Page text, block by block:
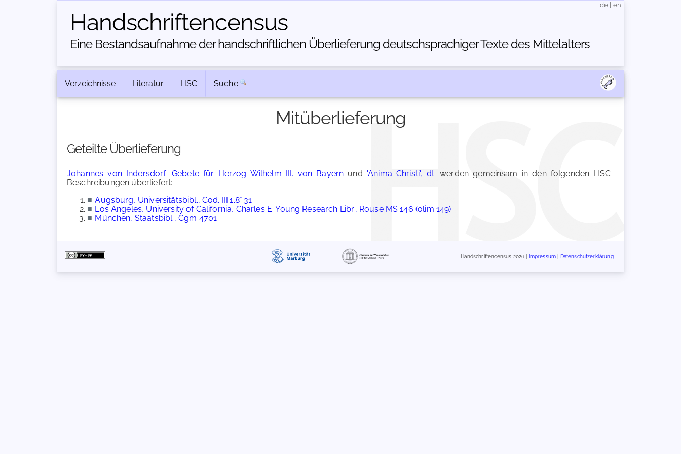
Handschriften­census
Eine Bestandsaufnahme der handschriftlichen Über­lieferung deutschsprachiger Texte des Mittelalters
de en
Verzeichnisse Literatur HSC Suche
Mitüberlieferung
Geteilte Überlieferung
Johannes von Indersdorf: Gebete für Herzog Wilhelm III. von Bayern und 'Anima Christi', dt. werden gemeinsam in den folgenden HSC-
Beschreibungen überliefert:
■ Augsburg, Universitätsbibl., Cod. III.1.8° 31
■ Los Angeles, University of California, Charles E. Young Research Libr., Rouse MS 146 (olim 149)
■ München, Staatsbibl., Cgm 4701
Handschriftencensus 2026 | Impressum Datenschutzerklärung